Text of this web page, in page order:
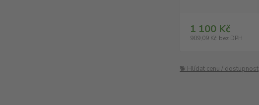
1 100 Kč
909,09 Kč bez DPH
🐕 Hlídat cenu / dostupnost